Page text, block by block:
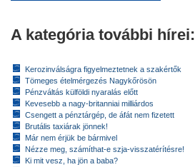
A kategória további hírei:
Kerozinválságra figyelmeztetnek a szakértők
Tömeges ételmérgezés Nagykőrösön
Pénzváltás külföldi nyaralás előtt
Kevesebb a nagy-britanniai milliárdos
Csengett a pénztárgép, de áfát nem fizetett
Brutális taxiárak jönnek!
Már nem érjük be bármivel
Nézze meg, számíthat-e szja-visszatérítésre!
Ki mit vesz, ha jön a baba?